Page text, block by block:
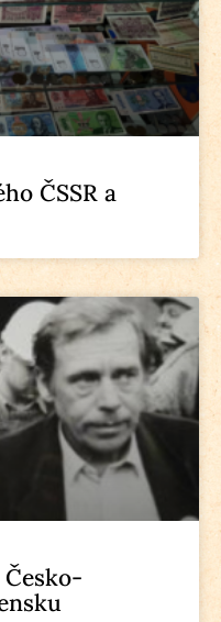
ČSSR a